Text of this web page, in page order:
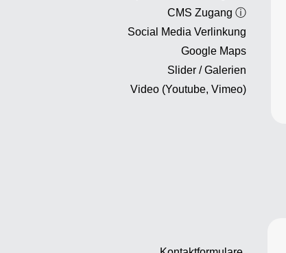
CMS Zugang ⓘ
Social Media Verlinkung
Google Maps
Slider / Galerien
Video (Youtube, Vimeo)